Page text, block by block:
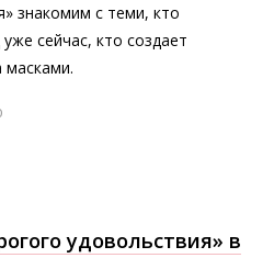
знакомим с теми, кто
сейчас, кто создает
масками.
удовольствия» в